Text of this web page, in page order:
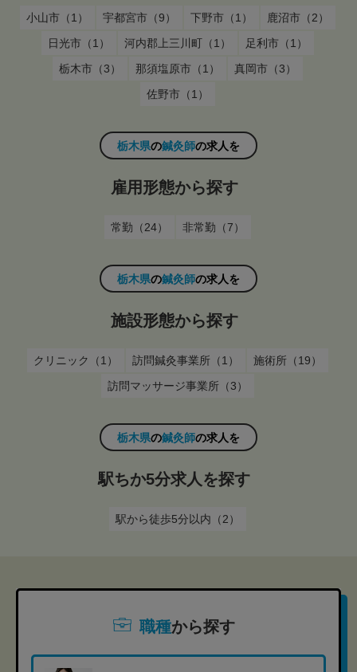
小山市（1） 宇都宮市（9） 下野市（1）
鹿沼市（2）
日光市（1）
河内郡上三川町（1）
足利市（1）
栃木市（3）
那須塩原市（1）
真岡市（3）
佐野市（1）
栃木県の鍼灸師の求人を
雇用形態から探す
常勤（24） 非常勤（7）
栃木県の鍼灸師の求人を
施設形態から探す
クリニック（1） 訪問鍼灸事業所（1）
施術所（19）
訪問マッサージ事業所（3）
栃木県の鍼灸師の求人を
駅ちか5分求人を探す
駅から徒歩5分以内（2）
職種から探す